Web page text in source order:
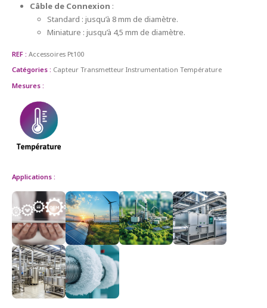
Câble de Connexion :
Standard : jusqu’à 8 mm de diamètre.
Miniature : jusqu’à 4,5 mm de diamètre.
REF : Accessoires Pt100
Catégories : Capteur Transmetteur Instrumentation Température
Mesures :
Applications :